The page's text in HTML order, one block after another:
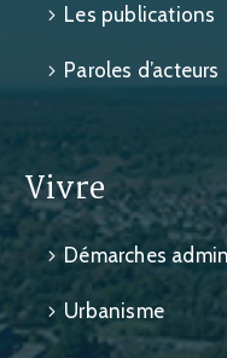
Les publications
Paroles d’acteurs
Vivre
Démarches
Urbanisme